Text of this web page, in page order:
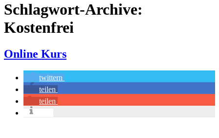
Schlagwort-Archive:
Kostenfrei
Online Kurs
twittern
teilen
teilen